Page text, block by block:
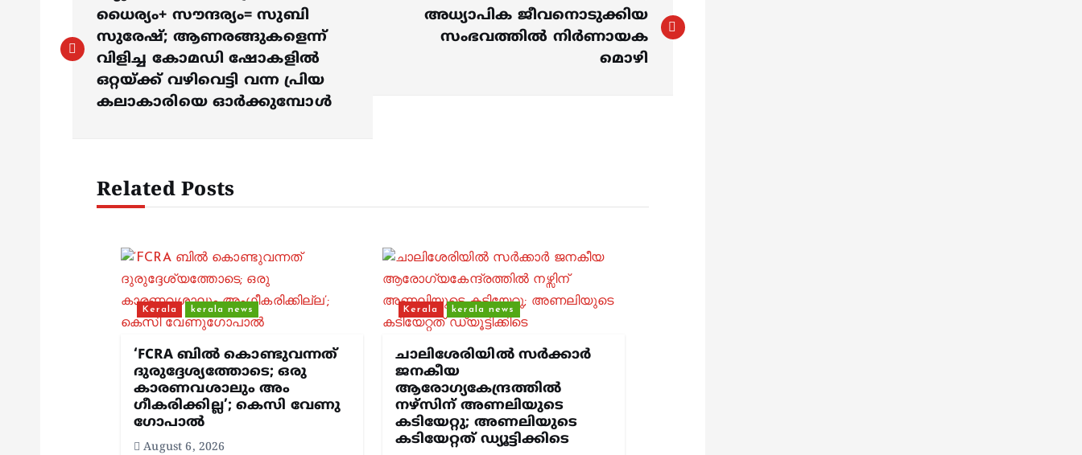
o
s
ധൈര്യം+ സൗന്ദര്യം= സുബി
സുരേഷ്; ആണരങ്ങുകളെന്ന്
വിളിച്ച കോമഡി ഷോകളില്‍
ഒറ്റയ്ക്ക് വഴിവെട്ടി വന്ന പ്രിയ
കലാകാരിയെ ഓര്‍ക്കുമ്പോള്‍
അധ്യാപിക ജീവനൊടുക്കിയ
സംഭവത്തിൽ നിർണായക
മൊഴി
Related Posts
Kerala kerala news
‘FCRA ബിൽ കൊണ്ടുവന്നത്
ദുരുദ്ദേശ്യത്തോടെ; ഒരു
കാരണവശാലും അം​
ഗീകരിക്കില്ല’; കെസി വേണു​
ഗോപാൽ
August 6, 2026
Kerala kerala news
ചാലിശേരിയില്‍ സര്‍ക്കാര്‍
ജനകീയ
ആരോഗ്യകേന്ദ്രത്തില്‍
നഴ്സിന് അണലിയുടെ
കടിയേറ്റു; അണലിയുടെ
കടിയേറ്റത് ഡ്യൂട്ടിക്കിടെ